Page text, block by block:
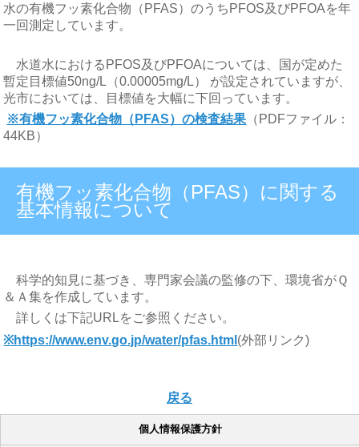
水の有機フッ素化合物（PFAS）のうちPFOS及びPFOAを年
一回測定しています。
水道水におけるPFOS及びPFOAについては、国が定めた
暫定目標値50ng/L（0.00005mg/L） が設定されていますが、
光市においては、目標値を大幅に下回っています。
※有機フッ素化合物（PFAS）の検査結果 （PDFファイル：
44KB）
有機フッ素化合物（PFAS）に関する
基本情報について
科学的知見に基づき、専門家会議の監修の下、環境省がＱ
＆Ａ集を作成しています。
詳しくは下記URLをご参照ください。
※https://www.env.go.jp/water/pfas.html (外部リンク)
戻る
個人情報保護方針